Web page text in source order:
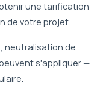
une tarification
de votre projet.
neutralisation de
s'appliquer —